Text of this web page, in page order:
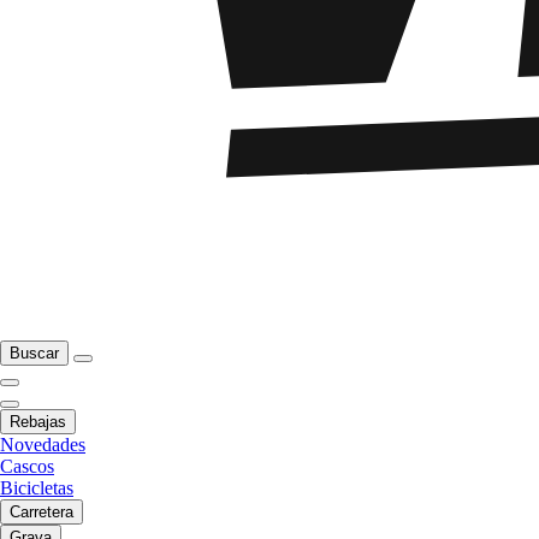
Buscar
Rebajas
Novedades
Cascos
Bicicletas
Carretera